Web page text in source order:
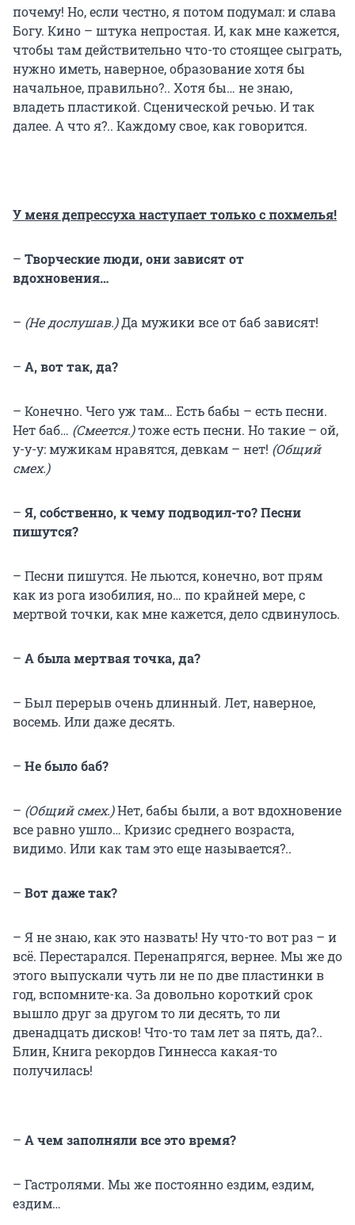
почему! Но, если честно, я потом подумал: и слава
Богу. Кино – штука непростая. И, как мне кажется,
чтобы там действительно что-то стоящее сыграть,
нужно иметь, наверное, образование хотя бы
начальное, правильно?.. Хотя бы… не знаю,
владеть пластикой. Сценической речью. И так
далее. А что я?.. Каждому свое, как говорится.
У меня депрессуха наступает только с похмелья!
– Творческие люди, они зависят от
вдохновения…
– (Не дослушав.)Да мужики все от баб зависят!
– А, вот так, да?
– Конечно. Чего уж там… Есть бабы – есть песни.
Нет баб… (Смеется.)тоже есть песни. Но такие – ой,
у-у-у: мужикам нравятся, девкам – нет! (Общий
смех.)
– Я, собственно, к чему подводил-то? Песни
пишутся?
– Песни пишутся. Не льются, конечно, вот прям
как из рога изобилия, но… по крайней мере, с
мертвой точки, как мне кажется, дело сдвинулось.
– А была мертвая точка, да?
– Был перерыв очень длинный. Лет, наверное,
восемь. Или даже десять.
– Не было баб?
– (Общий смех.)Нет, бабы были, а вот вдохновение
все равно ушло… Кризис среднего возраста,
видимо. Или как там это еще называется?..
– Вот даже так?
– Я не знаю, как это назвать! Ну что-то вот раз – и
всё. Перестарался. Перенапрягся, вернее. Мы же до
этого выпускали чуть ли не по две пластинки в
год, вспомните-ка. За довольно короткий срок
вышло друг за другом то ли десять, то ли
двенадцать дисков! Что-то там лет за пять, да?..
Блин, Книга рекордов Гиннесса какая-то
получилась!
– А чем заполняли все это время?
– Гастролями. Мы же постоянно ездим, ездим,
ездим…